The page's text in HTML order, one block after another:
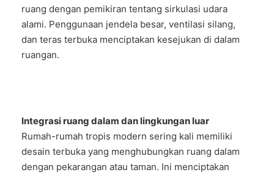
ruang dengan pemikiran tentang sirkulasi udara
alami. Penggunaan jendela besar, ventilasi silang,
dan teras terbuka menciptakan kesejukan di dalam
ruangan.
Integrasi ruang dalam dan lingkungan luar
Rumah-rumah tropis modern sering kali memiliki
desain terbuka yang menghubungkan ruang dalam
dengan pekarangan atau taman. Ini menciptakan